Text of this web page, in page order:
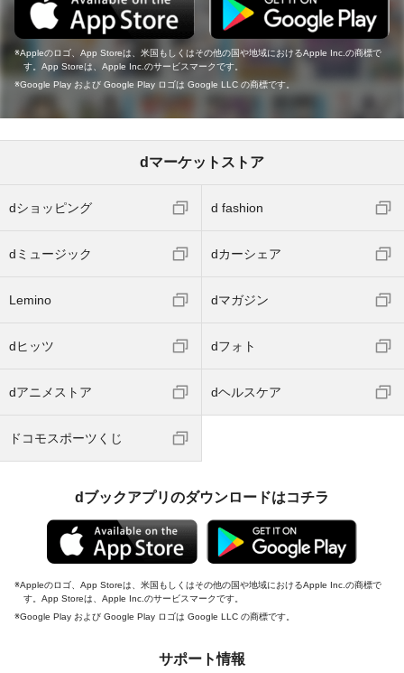
Appleのロゴ、App Storeは、米国もしくはその他の国や地域におけるApple Inc.の商標で
す。App Storeは、Apple Inc.のサービスマークです。
Google Play および Google Play ロゴは Google LLC の商標です。
dマーケットストア
dショッピング d fashion
dミュージック dカーシェア
Lemino dマガジン
dヒッツ dフォト
dアニメストア dヘルスケア
ドコモスポーツくじ
dブックアプリのダウンロードはコチラ
Appleのロゴ、App Storeは、米国もしくはその他の国や地域におけるApple Inc.の商標で
す。App Storeは、Apple Inc.のサービスマークです。
Google Play および Google Play ロゴは Google LLC の商標です。
サポート情報